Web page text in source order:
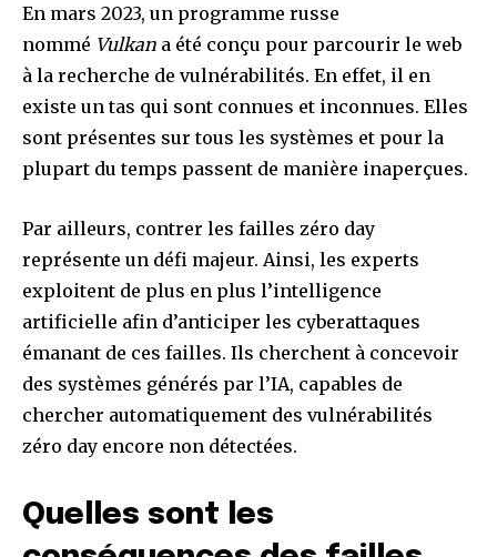
En mars 2023, un programme russe
nommé Vulkan a été conçu pour parcourir le web
à la recherche de vulnérabilités. En effet, il en
existe un tas qui sont connues et inconnues. Elles
sont présentes sur tous les systèmes et pour la
plupart du temps passent de manière inaperçues.
Par ailleurs, contrer les failles zéro day
représente un défi majeur. Ainsi, les experts
exploitent de plus en plus l’intelligence
artificielle afin d’anticiper les cyberattaques
émanant de ces failles. Ils cherchent à concevoir
des systèmes générés par l’IA, capables de
chercher automatiquement des vulnérabilités
zéro day encore non détectées.
Quelles sont les